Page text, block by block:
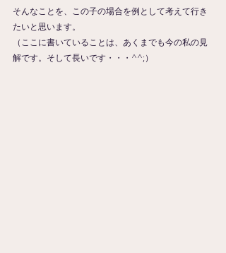
そんなことを、この子の場合を例として考えて行き
たいと思います。
（ここに書いていることは、あくまでも今の私の見
解です。そして長いです・・・^^;）